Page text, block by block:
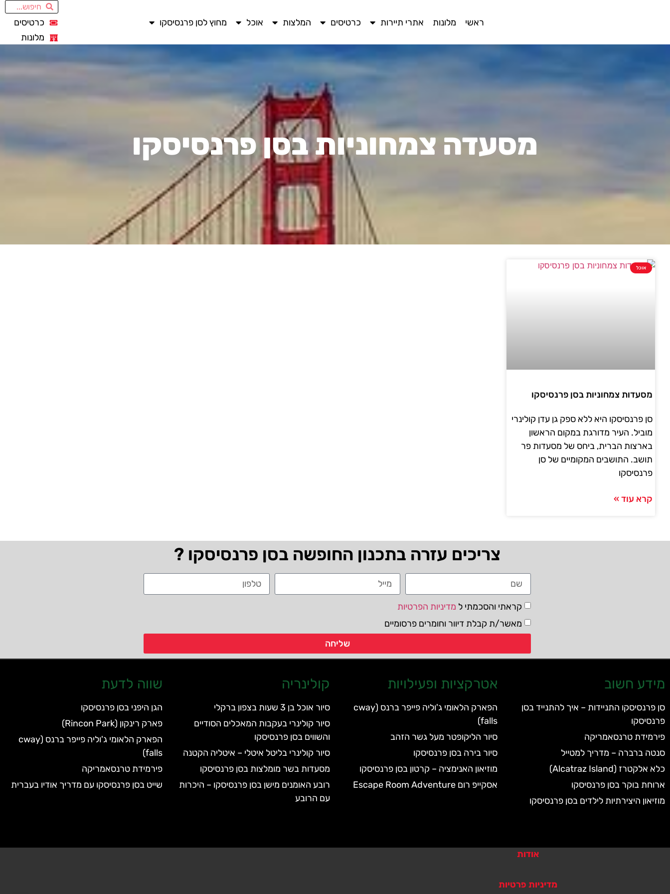
ראשי מלונות אתרי תיירות כרטיסים המלצות אוכל מחוץ לסן פרנסיסקו
כרטיסים
מלונות
מסעדה צמחוניות בסן פרנסיסקו
אוכל
מסעדות צמחוניות בסן פרנסיסקו
סן פרנסיסקו היא ללא ספק גן עדן קולינרי
מוביל. העיר מדורגת במקום הראשון
בארצות הברית, ביחס של מסעדות פר
תושב. התושבים המקומיים של סן
פרנסיסקו
קרא עוד »
צריכים עזרה בתכנון החופשה בסן פרנסיסקו ?
קראתי והסכמתי ל מדיניות הפרטיות
מאשר/ת קבלת דיוור וחומרים פרסומיים
שליחה
מידע חשוב
סן פרנסיסקו התניידות – איך להתנייד בסן
פרנסיסקו
פירמידת טרנסאמריקה
סנטה ברברה – מדריך למטייל
כלא אלקטרז (Alcatraz Island)
ארוחת בוקר בסן פרנסיסקו
מוזיאון היצירתיות לילדים בסן פרנסיסקו
אטרקציות ופעילויות
הפארק הלאומי ג'וליה פייפר ברנס (cway
falls)
סיור הליקופטר מעל גשר הזהב
סיור בירה בסן פרנסיסקו
מוזיאון האנימציה – קרטון בסן פרנסיסקו
אסקייפ רום Escape Room Adventure
קולינריה
סיור אוכל בן 3 שעות בצפון ברקלי
סיור קולינרי בעקבות המאכלים הסודיים
והשווים בסן פרנסיסקו
סיור קולינרי בליטל איטלי – איטליה הקטנה
מסעדות בשר מומלצות בסן פרנסיסקו
רובע האומנים מישן בסן פרנסיסקו – היכרות
עם הרובע
שווה לדעת
הגן היפני בסן פרנסיסקו
פארק רינקון (Rincon Park)
הפארק הלאומי ג'וליה פייפר ברנס (cway
falls)
פירמידת טרנסאמריקה
שייט בסן פרנסיסקו עם מדריך אודיו בעברית
אודות
מדיניות פרטיות